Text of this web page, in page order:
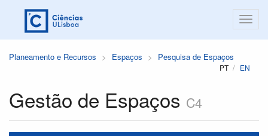
Planeamento e Recursos Espaços Pesquisa de Espaços
PT EN
Gestão de Espaços C4